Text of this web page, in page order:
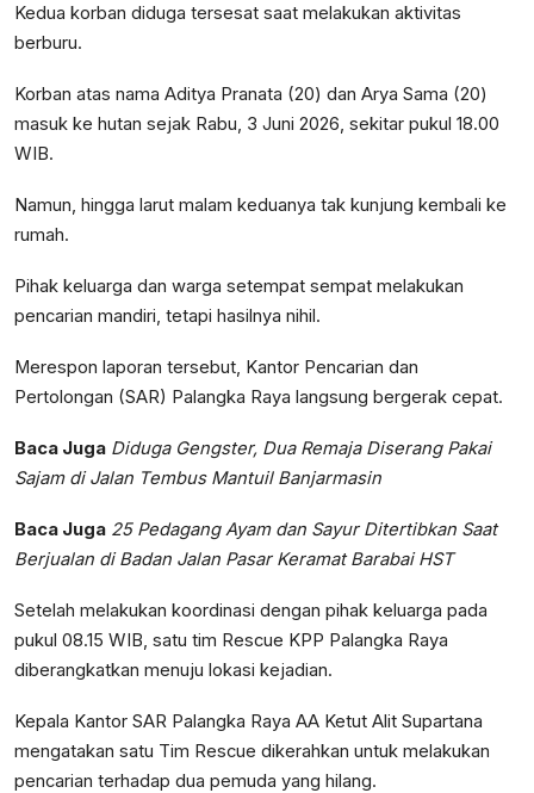
Kedua korban diduga tersesat saat melakukan aktivitas
berburu.
Korban atas nama Aditya Pranata (20) dan Arya Sama (20)
masuk ke hutan sejak Rabu, 3 Juni 2026, sekitar pukul 18.00
WIB.
Namun, hingga larut malam keduanya tak kunjung kembali ke
rumah.
Pihak keluarga dan warga setempat sempat melakukan
pencarian mandiri, tetapi hasilnya nihil.
Merespon laporan tersebut, Kantor Pencarian dan
Pertolongan (SAR) Palangka Raya langsung bergerak cepat.
Baca Juga Diduga Gengster, Dua Remaja Diserang Pakai
Sajam di Jalan Tembus Mantuil Banjarmasin
Baca Juga 25 Pedagang Ayam dan Sayur Ditertibkan Saat
Berjualan di Badan Jalan Pasar Keramat Barabai HST
Setelah melakukan koordinasi dengan pihak keluarga pada
pukul 08.15 WIB, satu tim Rescue KPP Palangka Raya
diberangkatkan menuju lokasi kejadian.
Kepala Kantor SAR Palangka Raya AA Ketut Alit Supartana
mengatakan satu Tim Rescue dikerahkan untuk melakukan
pencarian terhadap dua pemuda yang hilang.